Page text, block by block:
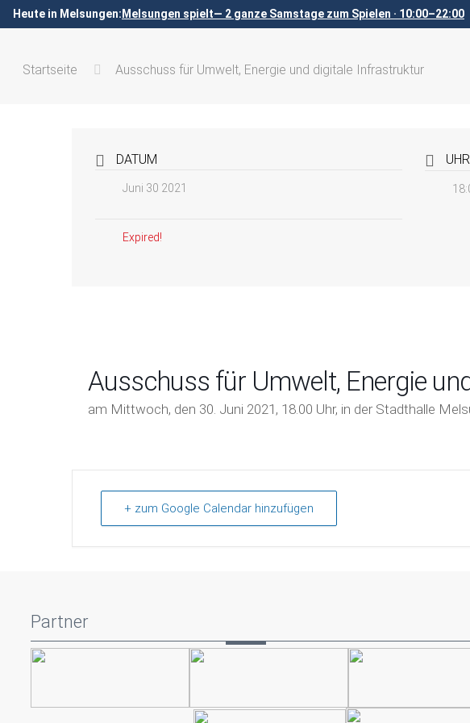
Heute in Melsungen: Melsungen spielt— 2 ganze Samstage zum Spielen · 10:00–22:00
Startseite Ausschuss für Umwelt, Energie und digitale Infrastruktur
DATUM
Juni 30 2021
Expired!
Ausschuss für Umwelt, Energie
am Mittwoch, den 30. Juni 2021, 18.00 Uhr, in der Stadthalle
+ zum Google Calendar hinzufügen
Partner